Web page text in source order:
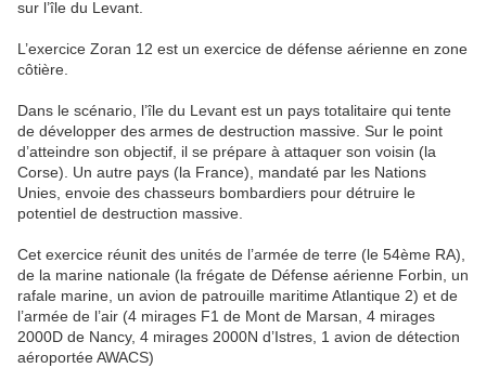
sur l’île du Levant.
L’exercice Zoran 12 est un exercice de défense aérienne en zone
côtière.
Dans le scénario, l’île du Levant est un pays totalitaire qui tente
de développer des armes de destruction massive. Sur le point
d’atteindre son objectif, il se prépare à attaquer son voisin (la
Corse). Un autre pays (la France), mandaté par les Nations
Unies, envoie des chasseurs bombardiers pour détruire le
potentiel de destruction massive.
Cet exercice réunit des unités de l’armée de terre (le 54ème RA),
de la marine nationale (la frégate de Défense aérienne Forbin, un
rafale marine, un avion de patrouille maritime Atlantique 2) et de
l’armée de l’air (4 mirages F1 de Mont de Marsan, 4 mirages
2000D de Nancy, 4 mirages 2000N d’Istres, 1 avion de détection
aéroportée AWACS)